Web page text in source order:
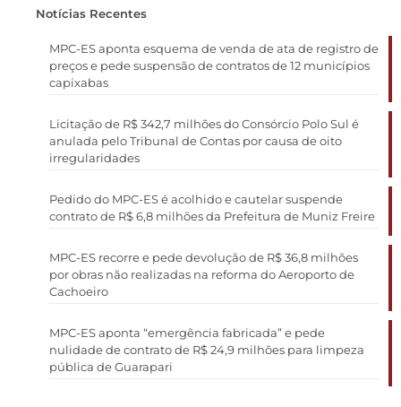
Notícias Recentes
MPC-ES aponta esquema de venda de ata de registro de
preços e pede suspensão de contratos de 12 municípios
capixabas
Licitação de R$ 342,7 milhões do Consórcio Polo Sul é
anulada pelo Tribunal de Contas por causa de oito
irregularidades
Pedido do MPC-ES é acolhido e cautelar suspende
contrato de R$ 6,8 milhões da Prefeitura de Muniz Freire
MPC-ES recorre e pede devolução de R$ 36,8 milhões
por obras não realizadas na reforma do Aeroporto de
Cachoeiro
MPC-ES aponta “emergência fabricada” e pede
nulidade de contrato de R$ 24,9 milhões para limpeza
pública de Guarapari